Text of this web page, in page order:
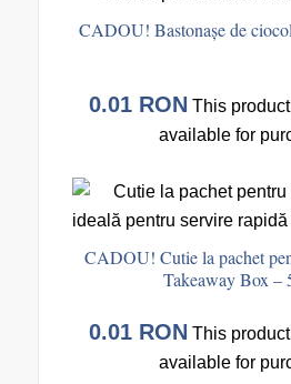
CADOU! Bastonașe de
0.01 RON This
available for
CADOU! Cutie la pachet
Takeaway Box –
0.01 RON This
available for